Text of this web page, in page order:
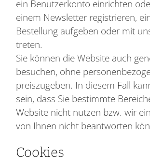
ein Benutzerkonto einrichten
einem Newsletter registrieren,
Bestellung aufgeben oder mit
treten.
Sie können die Website auch
besuchen, ohne
preiszugeben. In diesem Fall
sein, dass Sie bestimmte
Website nicht nutzen bzw. wir
von Ihnen nicht beantworten
Cookies